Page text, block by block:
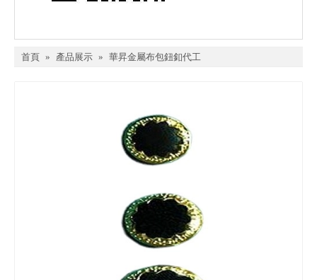
首頁 » 產品展示 » 華昇金屬布包鈕釦代工